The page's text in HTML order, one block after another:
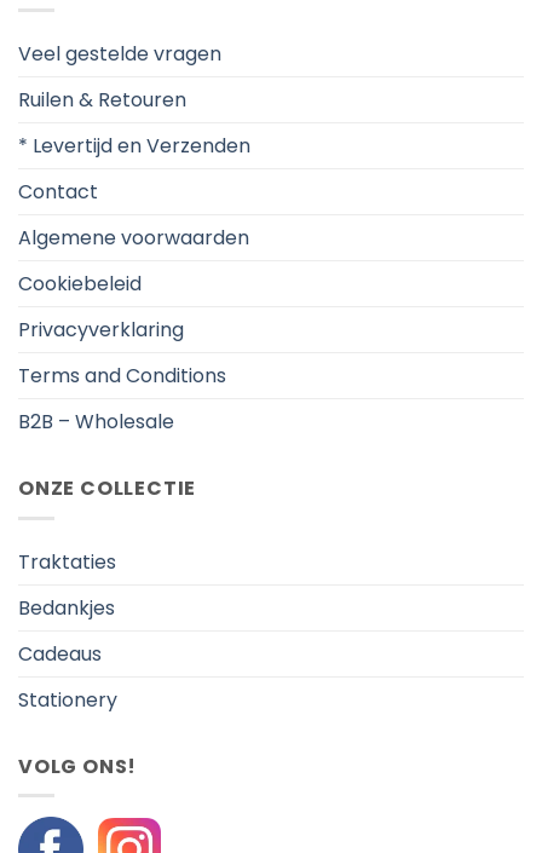
Veel gestelde vragen
Ruilen & Retouren
* Levertijd en Verzenden
Contact
Algemene voorwaarden
Cookiebeleid
Privacyverklaring
Terms and Conditions
B2B – Wholesale
ONZE COLLECTIE
Traktaties
Bedankjes
Cadeaus
Stationery
VOLG ONS!